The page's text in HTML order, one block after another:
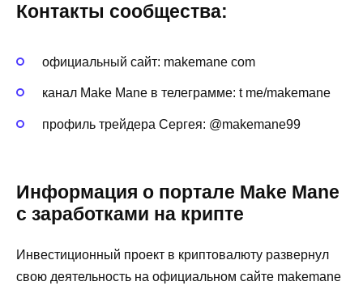
Контакты сообщества:
официальный сайт: makemane com
канал Make Mane в телеграмме: t me/makemane
профиль трейдера Сергея: @makemane99
Информация о портале Make Mane
с заработками на крипте
Инвестиционный проект в криптовалюту развернул
свою деятельность на официальном сайте makemane